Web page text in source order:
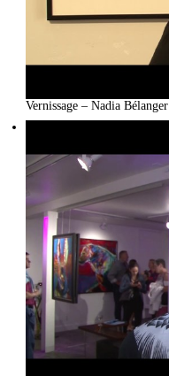
Vernissage – Nadia